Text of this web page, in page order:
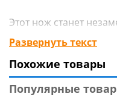
Этот нож станет
Вашей кухне.
Изготовлен: Лезвие
(нержавеющей) стали,
Развернуть текст
Похожие товары
Популярные